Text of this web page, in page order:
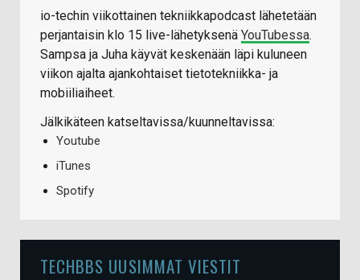
io-techin viikottainen tekniikkapodcast lähetetään
perjantaisin klo 15 live-lähetyksenä YouTubessa.
Sampsa ja Juha käyvät keskenään läpi kuluneen
viikon ajalta ajankohtaiset tietotekniikka- ja
mobiiliaiheet.
Jälkikäteen katseltavissa/kuunneltavissa:
Youtube
iTunes
Spotify
TECHBBS UUSIMMAT VIESTIT